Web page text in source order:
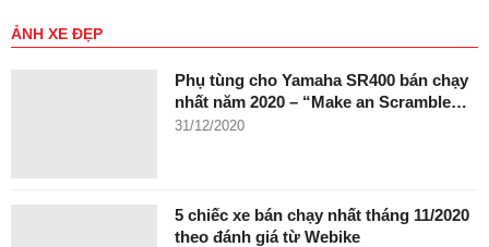
ẢNH XE ĐẸP
Phụ tùng cho Yamaha SR400 bán chạy
nhất năm 2020 – “Make an Scramble…
31/12/2020
5 chiếc xe bán chạy nhất tháng 11/2020
theo đánh giá từ Webike